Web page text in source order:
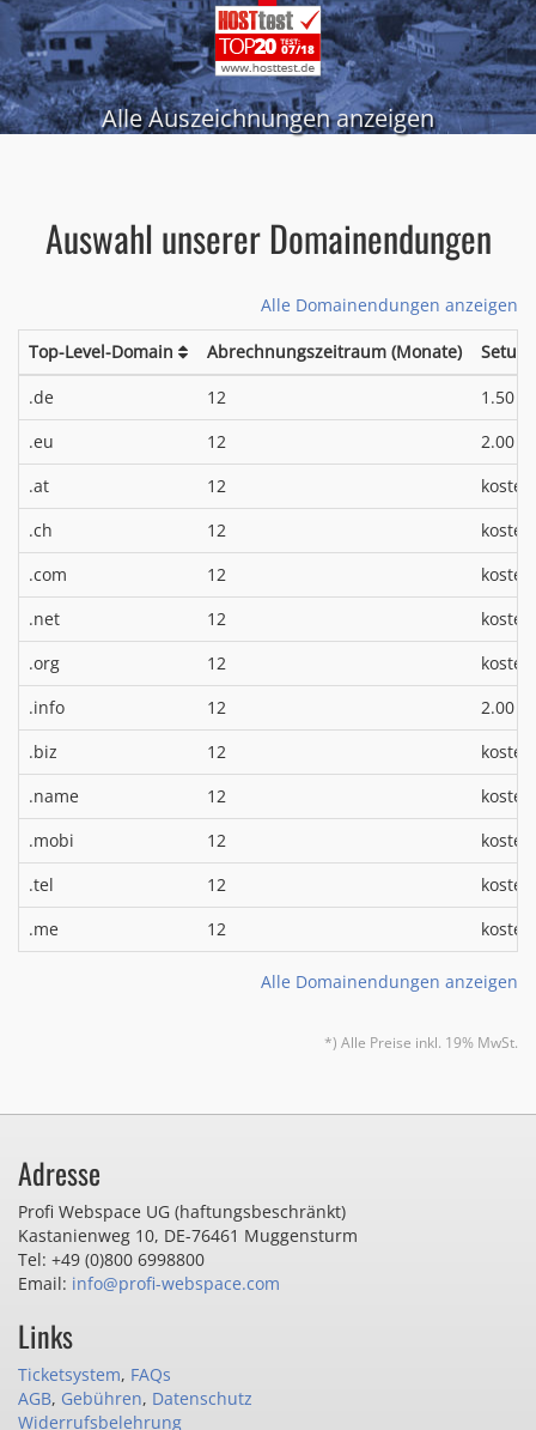
Alle Auszeichnungen anzeigen
Auswahl unserer Domainendungen
Alle Domainendungen anzeigen
Top-Level-Domain Abrechnungszeitraum (Monate)
.de
12 1.50 €
.eu 12 2.00 €
.at 12
.ch
12
.com
12
.net
12
.org
12
.info
12 2.00 €
.biz 12
.name
12
.mobi
12
.tel
12
.me
12
Alle Domainendungen anzeigen
*) Alle Preise inkl. 19% MwSt.
Adresse
Profi Webspace UG (haftungsbeschränkt)
Kastanienweg 10, DE-76461 Muggensturm
Tel: +49 (0)800 6998800
Email: info@profi-webspace.com
Links
Ticketsystem, FAQs
AGB, Gebühren, Datenschutz
Widerrufsbelehrung